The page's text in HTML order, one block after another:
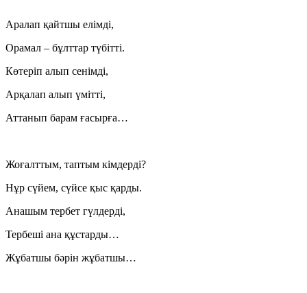
Аралап қайтшы елімді,
Орамал – бұлттар түбітті.
Көтеріп алып сенімді,
Арқалап алып үмітті,
Аттанып барам ғасырға…
Жоғалттым, таптым кімдерді?
Нұр сүйем, сүйсе қыс қарды.
Анашым тербет гүлдерді,
Тербеші ана құстарды…
Жұбатшы бәрін жұбатшы…